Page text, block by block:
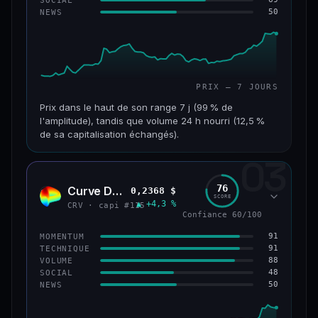
CONFIANCE 61/100
NEWS 50
PRIX — 7 JOURS
Prix dans le haut de son range 7 j (99 % de
l'amplitude), tandis que volume 24 h nourri (12,5 %
de sa capitalisation échangés).
CAP. MARCHÉ VOLUME 24 H
VAR. 7 J VAR. 30 J
+82,3 %
VS ATH
−69,6 % #65
CONFIANCE 66/100
03
CRV Curve DAO
CRV · capi #115
0,2368 $
▲ +4,3 %
76
SCORE
Confiance 60/100
MOMENTUM 91
TECHNIQUE 91
VOLUME 88
SOCIAL 48
NEWS 50